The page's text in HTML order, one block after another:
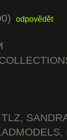
odpovědět